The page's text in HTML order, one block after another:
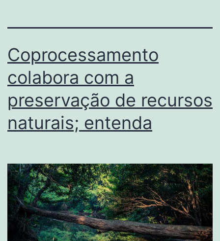
Coprocessamento
colabora com a
preservação de recursos
naturais; entenda